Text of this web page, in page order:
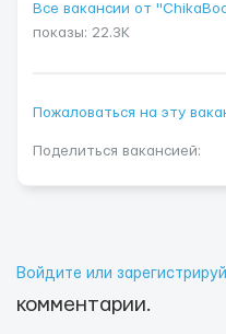
Все вакансии от
показы: 22.3K
Пожаловаться на эту
Поделиться вакансией:
Войдите или
комментарии.